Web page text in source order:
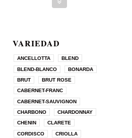
VARIEDAD
ANCELLOTTA
BLEND
BLEND-BLANCO
BONARDA
BRUT
BRUT ROSE
CABERNET-FRANC
CABERNET-SAUVIGNON
CHARBONO
CHARDONNAY
CHENIN
CLARETE
CORDISCO
CRIOLLA